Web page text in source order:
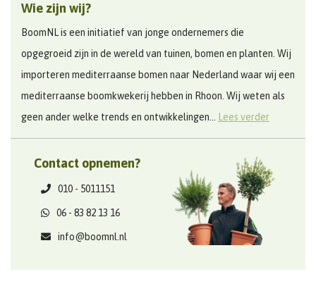
Wie zijn wij?
BoomNL is een initiatief van jonge ondernemers die
opgegroeid zijn in de wereld van tuinen, bomen en planten. Wij
importeren mediterraanse bomen naar Nederland waar wij een
mediterraanse boomkwekerij hebben in Rhoon. Wij weten als
geen ander welke trends en ontwikkelingen... Lees verder
Contact opnemen?
010 - 5011151
06 - 83 82 13 16
info@boomnl.nl